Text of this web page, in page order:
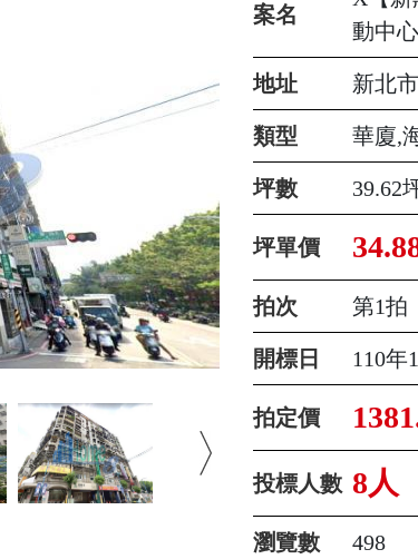
案名
動中
地址 新北
類型 華廈,
坪數 39.62
坪單價
拍次 第1拍
開標日 110年
拍定價
投標人數 8人
瀏覽數 498